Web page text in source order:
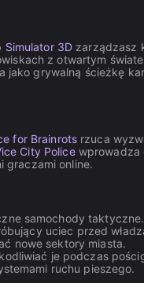
Simulator 3D zarządzasz
z otwartym
jako grywalną ścieżkę
for Brainrots rzuca
City Policewprowadza
graczami online.
samochody taktyczne.
uciec przed
nowe sektory miasta.
je podczas
ruchu pieszego.